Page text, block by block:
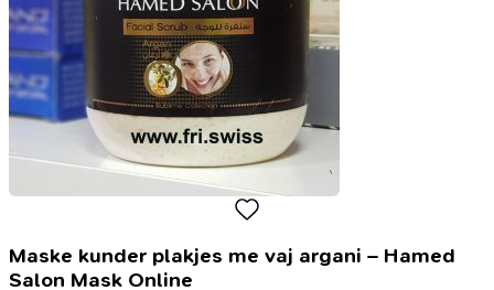
Maske kunder plakjes me vaj argani – Hamed
Salon Mask Online